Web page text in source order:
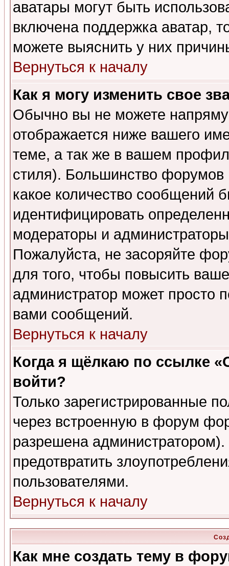
аватары могут быть
включена поддержка аватар,
можете выяснить у них
Вернуться к началу
Как я могу изменить свое
Обычно вы не можете
отображается ниже вашего
теме, а так же в вашем
стиля). Большинство форумов
какое количество сообщений
идентифицировать
модераторы и
Пожалуйста, не засоряйте
для того, чтобы повысить
администратор может просто
вами сообщений.
Вернуться к началу
Когда я щёлкаю по ссылке
войти?
Только зарегистрированные
через встроенную в форум
разрешена
предотвратить
пользователями.
Вернуться к началу
Как мне создать тему в